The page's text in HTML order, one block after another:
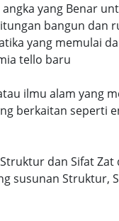
yang Benar
bangun dan
yang memulai
tello baru
ilmu alam yang
berkaitan seperti
dan Sifat
susunan Struktur,